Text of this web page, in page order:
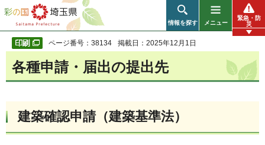
彩の国 埼玉県
情報を探す メニュー
緊急・防
災
ページ番号：38134 掲載日：2025年12月1日
各種申請・届出の提出先
建築確認申請（建築基準法）